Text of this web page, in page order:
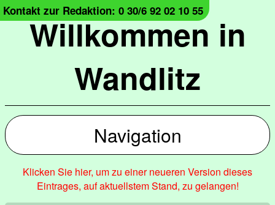
Willkommen in
Wandlitz
Kontakt zur Redaktion: 0 30/6 92 02 10 55
Navigation
Klicken Sie hier, um zu einer neueren Version dieses
Eintrages, auf aktuellstem Stand, zu gelangen!